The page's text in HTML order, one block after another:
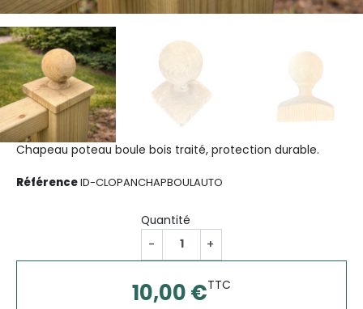
Chapeau poteau boule bois traité, protection durable.
RéférenceID-CLOPANCHAPBOULAUTO
Quantité
- +
10,00 €TTC